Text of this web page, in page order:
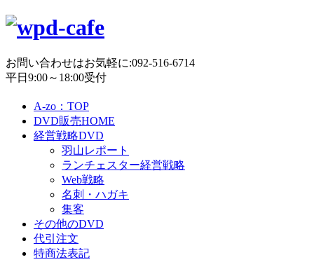
お問い合わせはお気軽に:092-516-6714
平日9:00～18:00受付
A-zo：TOP
DVD販売HOME
経営戦略DVD
羽山レポート
ランチェスター経営戦略
Web戦略
名刺・ハガキ
集客
その他のDVD
代引注文
特商法表記